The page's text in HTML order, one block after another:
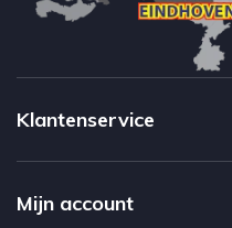
Klantenservice
Mijn account